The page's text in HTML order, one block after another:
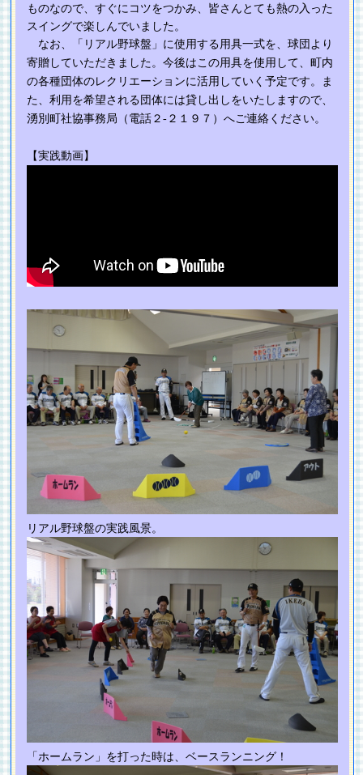
ものなので、すぐにコツをつかみ、皆さんとても熱の入った
スイングで楽しんでいました。
なお、「リアル野球盤」に使用する用具一式を、球団より
寄贈していただきました。今後はこの用具を使用して、町内
の各種団体のレクリエーションに活用していく予定です。ま
た、利用を希望される団体には貸し出しをいたしますので、
湧別町社協事務局（電話２‐２１９７）へご連絡ください。
【実践動画】
リアル野球盤の実践風景。
「ホームラン」を打った時は、ベースランニング！